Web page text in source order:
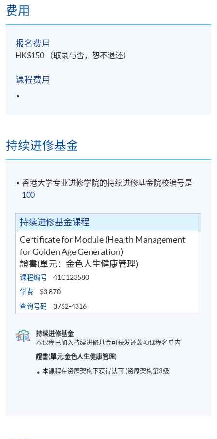
费用
报名费用
HK$150 （取录与否，恕不退还）
课程费用
持续进修基金
香港大学专业进修学院的持续进修基金院校编号是
100
持续进修基金课程
Certificate for Module (Health Management
for Golden Age Generation)
證書(單元：金色人生健康管理)
课程编号
41C123580
学费
$3,870
查询号码
3762-4316
持续进修基金
本课程已加入持续进修基金可获发还款项课程名单内
證書(單元:金色人生健康管理)
本课程在资歴架构下获得认可 (资歴架构第3级)